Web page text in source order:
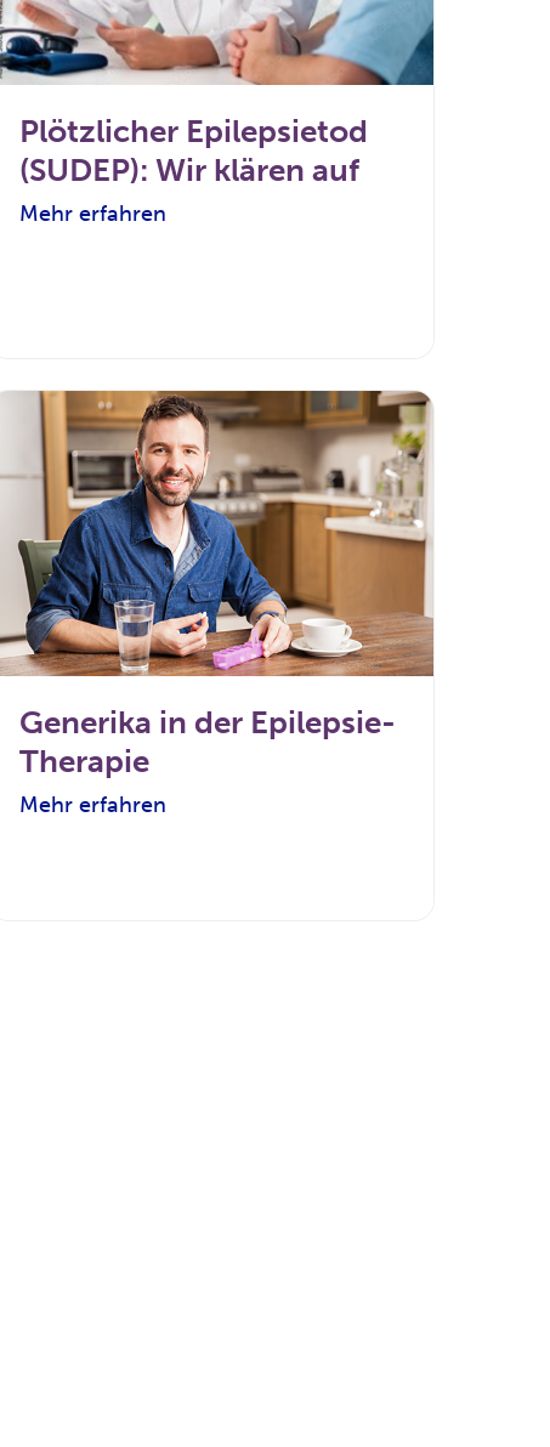
Plötzlicher Epilepsietod
(SUDEP): Wir klären auf
Mehr erfahren
Generika in der Epilepsie-
Therapie
Mehr erfahren